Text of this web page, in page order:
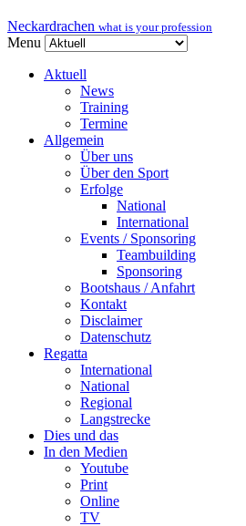
Neckardrachen what is your profession
Menu
Aktuell
News
Training
Termine
Allgemein
Über uns
Über den Sport
Erfolge
National
International
Events / Sponsoring
Teambuilding
Sponsoring
Bootshaus / Anfahrt
Kontakt
Disclaimer
Datenschutz
Regatta
International
National
Regional
Langstrecke
Dies und das
In den Medien
Youtube
Print
Online
TV